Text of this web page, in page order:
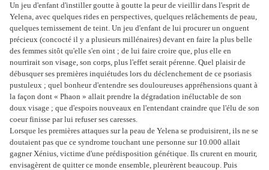
Un jeu d'enfant d'instiller goutte à goutte la peur de vieillir dans l'esprit de
Yelena, avec quelques rides en perspectives, quelques relâchements de peau,
quelques ternissement de teint. Un jeu d'enfant de lui procurer un onguent
précieux (concocté il y a plusieurs millénaires) devant en faire la plus belle
des femmes sitôt qu'elle s'en oint ; de lui faire croire que, plus elle en
nourrirait son visage, son corps, plus l'effet serait pérenne. Quel plaisir de
débusquer ses premières inquiétudes lors du déclenchement de ce psoriasis
pustuleux ; quel bonheur d'entendre ses douloureuses appréhensions quant à
la façon dont « Phaon » allait prendre la dégradation inéluctable de son
doux visage ; que d'espoirs nouveaux en l'entendant craindre que l'élu de son
coeur finisse par lui refuser ses caresses.
Lorsque les premières attaques sur la peau de Yelena se produisirent, ils ne se
doutaient pas que ce syndrome touchant une personne sur 10.000 allait
gagner Xénius, victime d'une prédisposition génétique. Ils crurent en mourir,
envisagèrent de quitter ce monde ensemble, pleurèrent beaucoup. Puis